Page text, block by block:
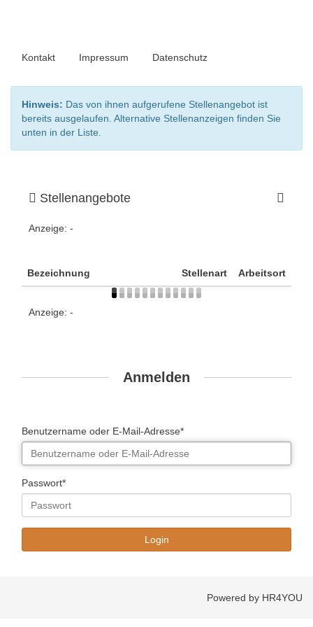
Kontakt Impressum Datenschutz
Hinweis: Das von ihnen aufgerufene Stellenangebot ist
bereits ausgelaufen. Alternative Stellenanzeigen finden Sie
unten in der Liste.
Stellenangebote
Anzeige: -
Bezeichnung Stellenart Arbeitsort
Anzeige: -
Anmelden
Benutzername oder E-Mail-Adresse*
Passwort*
Powered by HR4YOU